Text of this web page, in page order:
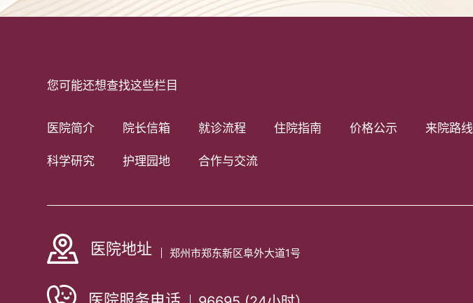
您可能还想查找这些栏目
医院简介 院长信箱 就诊流程 住院指南 价格公示 来院路线
科学研究 护理园地 合作与交流
医院地址 郑州市郑东新区阜外大道1号
医院服务电话